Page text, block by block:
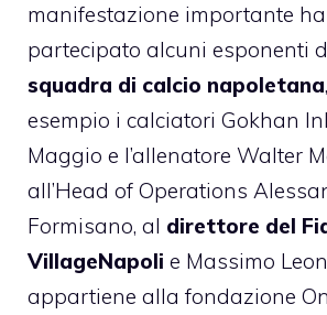
manifestazione importante
partecipato alcuni esponenti
squadra di calcio napoletana
esempio i calciatori Gokhan
Maggio e l’allenatore Walter
all’Head of Operations
Formisano, al direttore del
VillageNapoli e Massimo
appartiene alla fondazione